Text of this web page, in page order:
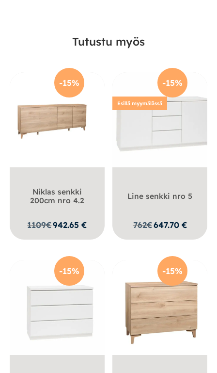
Tutustu myös
-15%
Niklas senkki
200cm nro 4.2
1109€942.65€
-15%
Esillä myymälässä
Line senkki nro 5
762€647.70 €
-15% -15%